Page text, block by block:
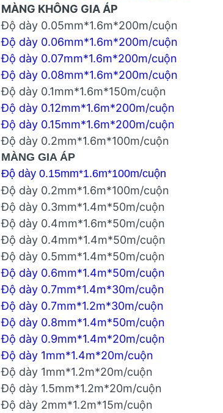
MÀNG KHÔNG GIA ÁP
Độ dày 0.05mm*1.6m*200m/cuộn
Độ dày 0.06mm*1.6m*200m/cuộn
Độ dày 0.07mm*1.6m*200m/cuộn
Độ dày 0.08mm*1.6m*200m/cuộn
Độ dày 0.1mm*1.6m*150m/cuộn
Độ dày 0.12mm*1.6m*200m/cuộn
Độ dày 0.15mm*1.6m*200m/cuộn
Độ dày 0.2mm*1.6m*100m/cuộn
MÀNG GIA ÁP
Độ dày 0.15mm*1.6m*100m/cuộn
Độ dày 0.2mm*1.6m*100m/cuộn
Độ dày 0.3mm*1.4m*50m/cuộn
Độ dày 0.4mm*1.6m*50m/cuộn
Độ dày 0.4mm*1.4m*50m/cuộn
Độ dày 0.5mm*1.4m*50m/cuộn
Độ dày 0.6mm*1.4m*50m/cuộn
Độ dày 0.7mm*1.4m*30m/cuộn
Độ dày 0.7mm*1.2m*30m/cuộn
Độ dày 0.8mm*1.4m*50m/cuộn
Độ dày 0.9mm*1.4m*20m/cuộn
Độ dày 1mm*1.4m*20m/cuộn
Độ dày 1mm*1.2m*20m/cuộn
Độ dày 1.5mm*1.2m*20m/cuộn
Độ dày 2mm*1.2m*15m/cuộn